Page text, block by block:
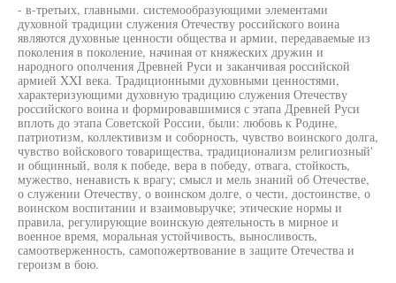
- в-третьих, главными. системообразующими элементами
духовной традиции служения Отечеству российского воина
являются духовные ценности общества и армии, передаваемые из
поколения в поколение, начиная от княжеских дружин и
народного ополчения Древней Руси и заканчивая российской
армией XXI века. Традиционными духовными ценностями,
характеризующими духовную традицию служения Отечеству
российского воина и формировавшимися с этапа Древней Руси
вплоть до этапа Советской России, были: любовь к Родине,
патриотизм, коллективизм и соборность, чувство воинского долга,
чувство войскового товарищества, традиционализм религиозный'
и общинный, воля к победе, вера в победу, отвага, стойкость,
мужество, ненависть к врагу; смысл и мель знаний об Отечестве,
о служении Отечеству, о воинском долге, о чести, достоинстве, о
воинском воспитании и взаимовыручке; этические нормы и
правила, регулирующие воинскую деятельность в мирное и
военное время, моральная устойчивость, выносливость,
самоотверженность, самопожертвование в защите Отечества и
героизм в бою.